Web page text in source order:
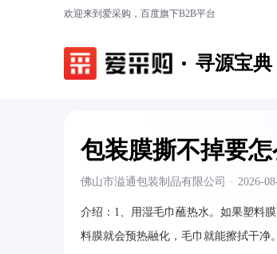
欢迎来到爱采购，百度旗下B2B平台
寻源宝典
包装膜撕不掉要
佛山市溢通包装制品有限公司 · 2026-
介绍： 1、用湿毛巾蘸热水。如果塑料
料膜就会预热融化，毛巾就能擦拭干净